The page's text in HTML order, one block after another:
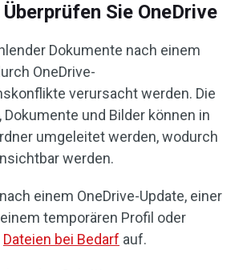
Sie OneDrive
Dokumente nach einem
OneDrive-
verursacht werden. Die
Dokumente und Bilder können in
umgeleitet werden, wodurch
werden.
einem OneDrive-Update, einer
temporären Profil oder
Dateien bei Bedarf auf.